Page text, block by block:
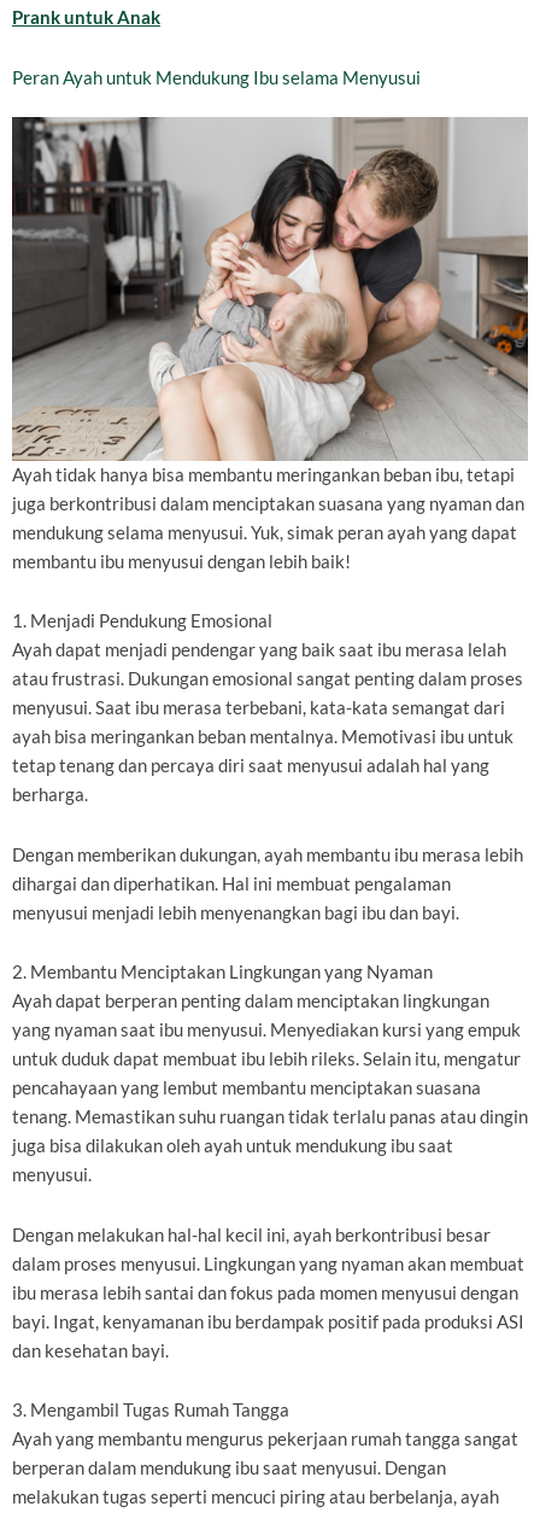
Prank untuk Anak
Peran Ayah untuk Mendukung Ibu selama Menyusui
Ayah tidak hanya bisa membantu meringankan beban ibu, tetapi
juga berkontribusi dalam menciptakan suasana yang nyaman dan
mendukung selama menyusui. Yuk, simak peran ayah yang dapat
membantu ibu menyusui dengan lebih baik!
1. Menjadi Pendukung Emosional
Ayah dapat menjadi pendengar yang baik saat ibu merasa lelah
atau frustrasi. Dukungan emosional sangat penting dalam proses
menyusui. Saat ibu merasa terbebani, kata-kata semangat dari
ayah bisa meringankan beban mentalnya. Memotivasi ibu untuk
tetap tenang dan percaya diri saat menyusui adalah hal yang
berharga.
Dengan memberikan dukungan, ayah membantu ibu merasa lebih
dihargai dan diperhatikan. Hal ini membuat pengalaman
menyusui menjadi lebih menyenangkan bagi ibu dan bayi.
2. Membantu Menciptakan Lingkungan yang Nyaman
Ayah dapat berperan penting dalam menciptakan lingkungan
yang nyaman saat ibu menyusui. Menyediakan kursi yang empuk
untuk duduk dapat membuat ibu lebih rileks. Selain itu, mengatur
pencahayaan yang lembut membantu menciptakan suasana
tenang. Memastikan suhu ruangan tidak terlalu panas atau dingin
juga bisa dilakukan oleh ayah untuk mendukung ibu saat
menyusui.
Dengan melakukan hal-hal kecil ini, ayah berkontribusi besar
dalam proses menyusui. Lingkungan yang nyaman akan membuat
ibu merasa lebih santai dan fokus pada momen menyusui dengan
bayi. Ingat, kenyamanan ibu berdampak positif pada produksi ASI
dan kesehatan bayi.
3. Mengambil Tugas Rumah Tangga
Ayah yang membantu mengurus pekerjaan rumah tangga sangat
berperan dalam mendukung ibu saat menyusui. Dengan
melakukan tugas seperti mencuci piring atau berbelanja, ayah